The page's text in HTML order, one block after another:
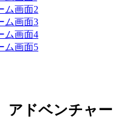
アドベンチャー